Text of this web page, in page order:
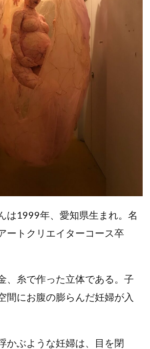
は1999年、愛知県生まれ。名
ートクリエイターコース卒
、糸で作った立体である。子
間にお腹の膨らんだ妊婦が入
かぶような妊婦は、目を閉